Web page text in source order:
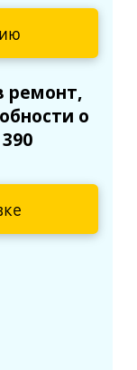
ремонт,
о